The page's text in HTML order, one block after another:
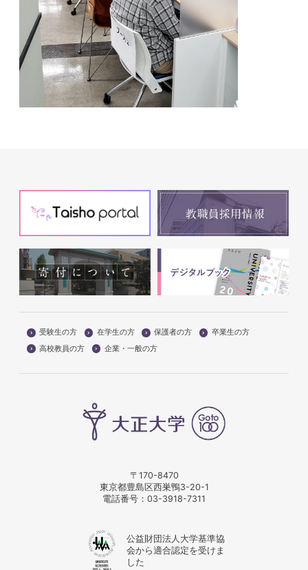
受験生の方 在学生の方 保護者の方
卒業生の方
高校教員の方
企業・一般の方
〒170-8470
東京都豊島区西巣鴨3-20-1
電話番号： 03-3918-7311
公益財団法人大学基準協
会から適合認定を受けま
した